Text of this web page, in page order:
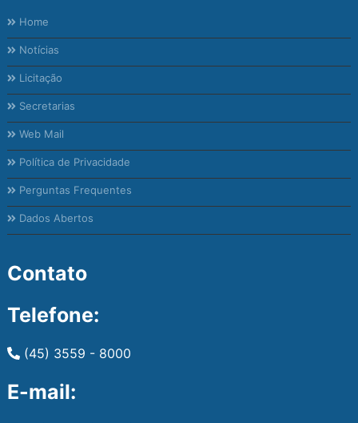
Home
Notícias
Licitação
Secretarias
Web Mail
Política de Privacidade
Perguntas Frequentes
Dados Abertos
Contato
Telefone:
(45) 3559 - 8000
E-mail: